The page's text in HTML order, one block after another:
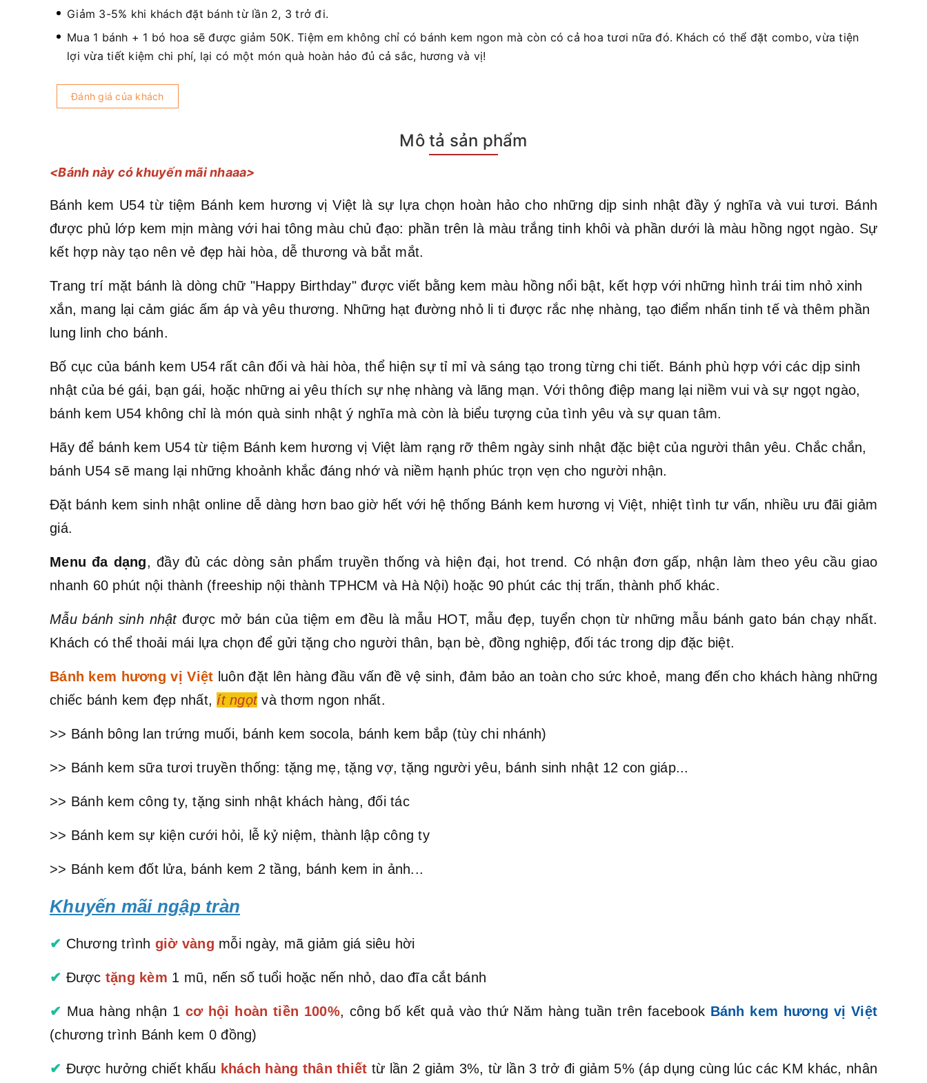
Giảm 3-5% khi khách đặt bánh từ lần 2, 3 trở đi.
Mua 1 bánh + 1 bó hoa sẽ được giảm 50K. Tiệm em không chỉ có bánh kem ngon mà còn có cả hoa tươi nữa đó. Khách có thể đặt combo, vừa tiện
lợi vừa tiết kiệm chi phí, lại có một món quà hoàn hảo đủ cả sắc, hương và vị!
Đánh giá của khách
Mô tả sản phẩm
<Bánh này có khuyến mãi nhaaa>
Bánh kem U54 từ tiệm Bánh kem hương vị Việt là sự lựa chọn hoàn hảo cho những dịp sinh nhật đầy ý nghĩa và vui tươi. Bánh
được phủ lớp kem mịn màng với hai tông màu chủ đạo: phần trên là màu trắng tinh khôi và phần dưới là màu hồng ngọt ngào. Sự
kết hợp này tạo nên vẻ đẹp hài hòa, dễ thương và bắt mắt.
Trang trí mặt bánh là dòng chữ "Happy Birthday" được viết bằng kem màu hồng nổi bật, kết hợp với những hình trái tim nhỏ xinh
xắn, mang lại cảm giác ấm áp và yêu thương. Những hạt đường nhỏ li ti được rắc nhẹ nhàng, tạo điểm nhấn tinh tế và thêm phần
lung linh cho bánh.
Bố cục của bánh kem U54 rất cân đối và hài hòa, thể hiện sự tỉ mỉ và sáng tạo trong từng chi tiết. Bánh phù hợp với các dịp sinh
nhật của bé gái, bạn gái, hoặc những ai yêu thích sự nhẹ nhàng và lãng mạn. Với thông điệp mang lại niềm vui và sự ngọt ngào,
bánh kem U54 không chỉ là món quà sinh nhật ý nghĩa mà còn là biểu tượng của tình yêu và sự quan tâm.
Hãy để bánh kem U54 từ tiệm Bánh kem hương vị Việt làm rạng rỡ thêm ngày sinh nhật đặc biệt của người thân yêu. Chắc chắn,
bánh U54 sẽ mang lại những khoảnh khắc đáng nhớ và niềm hạnh phúc trọn vẹn cho người nhận.
Đặt bánh kem sinh nhật online dễ dàng hơn bao giờ hết với hệ thống Bánh kem hương vị Việt, nhiệt tình tư vấn, nhiều ưu đãi giảm
giá.
Menu đa dạng, đầy đủ các dòng sản phẩm truyền thống và hiện đại, hot trend. Có nhận đơn gấp, nhận làm theo yêu cầu giao
nhanh 60 phút nội thành (freeship nội thành TPHCM và Hà Nội) hoặc 90 phút các thị trấn, thành phố khác.
Mẫu bánh sinh nhậtđược mở bán của tiệm em đều là mẫu HOT, mẫu đẹp, tuyển chọn từ những mẫu bánh gato bán chạy nhất.
Khách có thể thoải mái lựa chọn để gửi tặng cho người thân, bạn bè, đồng nghiệp, đối tác trong dịp đặc biệt.
Bánh kem hương vị Việt luôn đặt lên hàng đầu vấn đề vệ sinh, đảm bảo an toàn cho sức khoẻ, mang đến cho khách hàng những
chiếc bánh kem đẹp nhất, ít ngọtvà thơm ngon nhất.
>> Bánh bông lan trứng muối, bánh kem socola, bánh kem bắp (tùy chi nhánh)
>> Bánh kem sữa tươi truyền thống: tặng mẹ, tặng vợ, tặng người yêu, bánh sinh nhật 12 con giáp...
>> Bánh kem công ty, tặng sinh nhật khách hàng, đối tác
>> Bánh kem sự kiện cưới hỏi, lễ kỷ niệm, thành lập công ty
>> Bánh kem đốt lửa, bánh kem 2 tầng, bánh kem in ảnh...
Khuyến mãi ngập tràn
✔ Chương trình giờ vàng mỗi ngày, mã giảm giá siêu hời
✔ Được tặng kèm 1 mũ, nến số tuổi hoặc nến nhỏ, dao đĩa cắt bánh
✔ Mua hàng nhận 1 cơ hội hoàn tiền 100%, công bố kết quả vào thứ Năm hàng tuần trên facebook Bánh kem hương vị Việt
(chương trình Bánh kem 0 đồng)
✔ Được hưởng chiết khấu khách hàng thân thiết từ lần 2 giảm 3%, từ lần 3 trở đi giảm 5% (áp dụng cùng lúc các KM khác, nhân